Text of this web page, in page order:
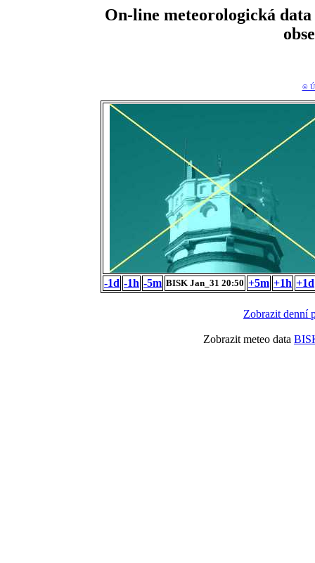
On-line meteorologická
©
-1d -1h -5m BISK Jan_31 20:50 +5m +1h +1d
Zobrazit denní
Zobrazit meteo data